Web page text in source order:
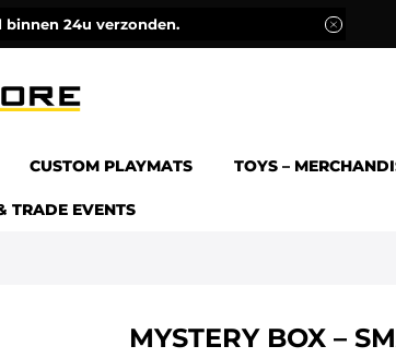
24u verzonden.
CUSTOM PLAYMATS TOYS –
TRADE EVENTS
MYSTERY BOX –